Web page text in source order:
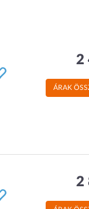
2
ÁRAK
2